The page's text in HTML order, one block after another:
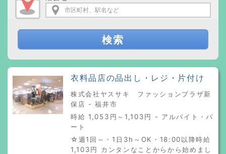
検索
衣料品店の品出し・レジ・片付け
株式会社ヤスサキ ファッションプラザ新
保店 - 福井市
時給 1,053円～1,103円 - アルバイト・パ
ート
☆週1回～・1日3h～OK・18:00以降時給
1,103円 カンタンなことからから始めまし